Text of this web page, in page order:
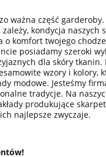
ważna część
kondycja naszych
o komfort twojego
posiadamy szeroki
dla skóry tkanin.
wzory i kolory,
modowe. Jesteśmy
tradycje. Na
produkujące
najlepsze zwyczaje.